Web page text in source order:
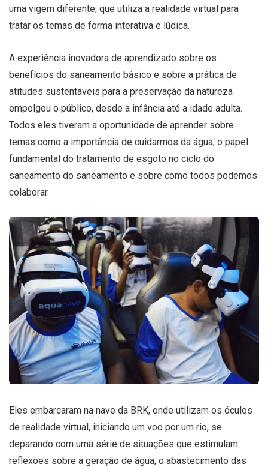
uma vigem diferente, que utiliza a realidade virtual para
tratar os temas de forma interativa e lúdica.
A experiência inovadora de aprendizado sobre os
benefícios do saneamento básico e sobre a prática de
atitudes sustentáveis para a preservação da natureza
empolgou o público, desde a infância até a idade adulta.
Todos eles tiveram a oportunidade de aprender sobre
temas como a importância de cuidarmos da água, o papel
fundamental do tratamento de esgoto no ciclo do
saneamento do saneamento e sobre como todos podemos
colaborar.
Eles embarcaram na nave da BRK, onde utilizam os óculos
de realidade virtual, iniciando um voo por um rio, se
deparando com uma série de situações que estimulam
reflexões sobre a geração de água; o abastecimento das